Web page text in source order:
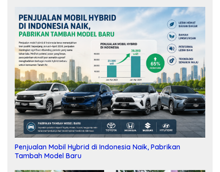
Penjualan Mobil Hybrid di Indonesia Naik, Pabrikan
Tambah Model Baru